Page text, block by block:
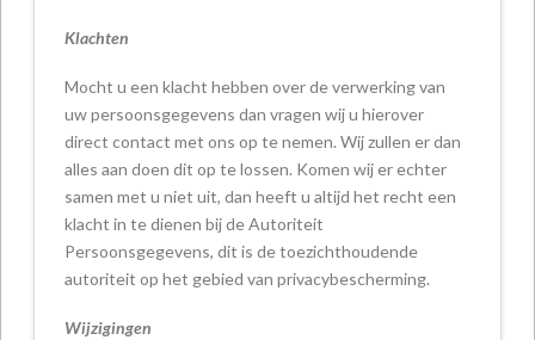
Klachten
Mocht u een klacht hebben over de verwerking van
uw persoonsgegevens dan vragen wij u hierover
direct contact met ons op te nemen. Wij zullen er dan
alles aan doen dit op te lossen. Komen wij er echter
samen met u niet uit, dan heeft u altijd het recht een
klacht in te dienen bij de Autoriteit
Persoonsgegevens, dit is de toezichthoudende
autoriteit op het gebied van privacybescherming.
Wijzigingen